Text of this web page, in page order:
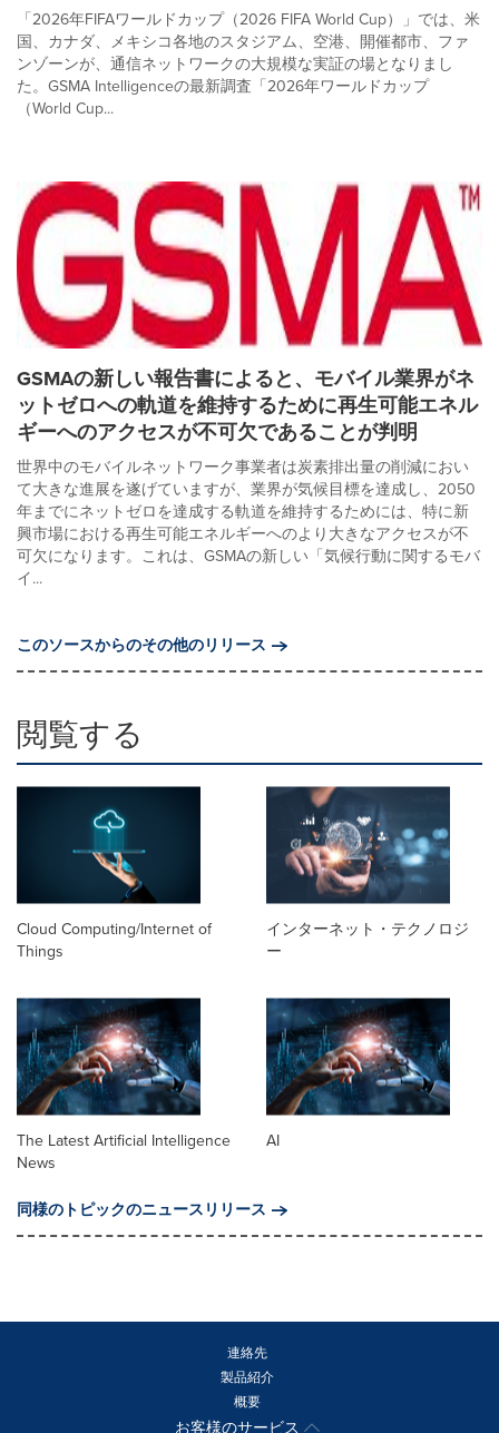
「2026年FIFAワールドカップ（2026 FIFA World Cup）」では、米
国、カナダ、メキシコ各地のスタジアム、空港、開催都市、ファ
ンゾーンが、通信ネットワークの大規模な実証の場となりまし
た。GSMA Intelligenceの最新調査「2026年ワールドカップ
（World Cup...
GSMAの新しい報告書によると、モバイル業界がネ
ットゼロへの軌道を維持するために再生可能エネル
ギーへのアクセスが不可欠であることが判明
世界中のモバイルネットワーク事業者は炭素排出量の削減におい
て大きな進展を遂げていますが、業界が気候目標を達成し、2050
年までにネットゼロを達成する軌道を維持するためには、特に新
興市場における再生可能エネルギーへのより大きなアクセスが不
可欠になります。これは、GSMAの新しい「気候行動に関するモバ
イ...
このソースからのその他のリリース
閲覧する
Cloud Computing/Internet of
Things
インターネット・テクノロジ
ー
The Latest Artificial Intelligence
News
AI
同様のトピックのニュースリリース
連絡先
製品紹介
概要
お客様のサービス